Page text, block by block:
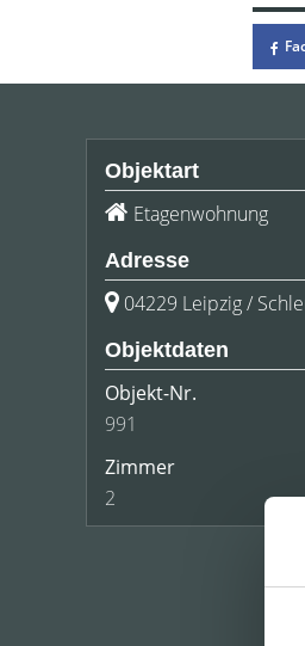
Objektart
Etagenwohnung
Adresse
04229 Leipzig /
Objektdaten
Objekt-Nr.
991
Zimmer
2